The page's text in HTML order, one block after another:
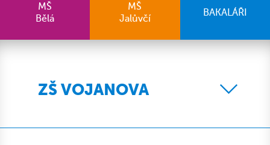
MŠ
Bělá
MŠ
Jalůvčí
BAKALÁŘI
ZŠ VOJANOVA